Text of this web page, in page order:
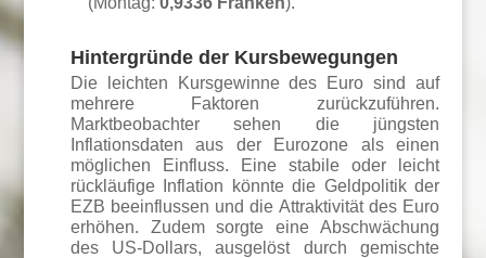
Hintergründe der Kursbewegungen
Die leichten Kursgewinne des Euro sind auf
mehrere Faktoren zurückzuführen.
Marktbeobachter sehen die jüngsten
Inflationsdaten aus der Eurozone als einen
möglichen Einfluss. Eine stabile oder leicht
rückläufige Inflation könnte die Geldpolitik der
EZB beeinflussen und die Attraktivität des Euro
erhöhen. Zudem sorgte eine Abschwächung
des US-Dollars, ausgelöst durch gemischte